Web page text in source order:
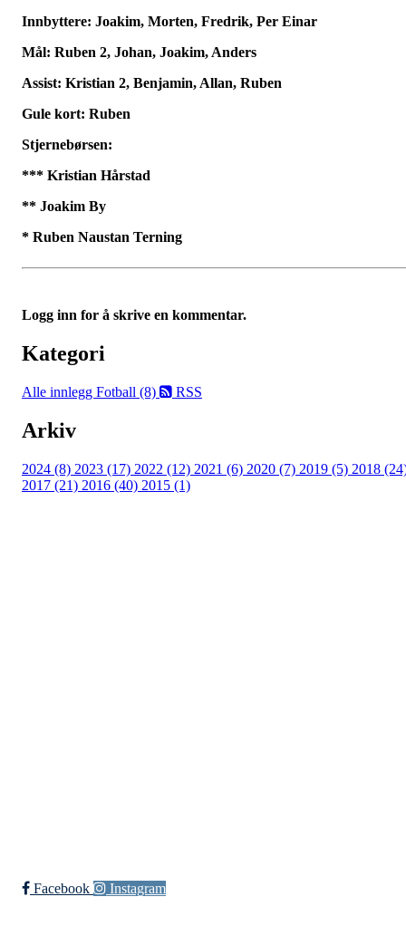
Innbyttere: Joakim, Morten, Fredrik, Per Einar
Mål: Ruben 2, Johan, Joakim, Anders
Assist: Kristian 2, Benjamin, Allan, Ruben
Gule kort: Ruben
Stjernebørsen:
*** Kristian Hårstad
** Joakim By
* Ruben Naustan Terning
Logg inn for å skrive en kommentar.
Kategori
Alle innlegg Fotball (8) RSS
Arkiv
2024 (8) 2023 (17) 2022 (12) 2021 (6) 2020 (7) 2019 (5) 2018
2017 (21) 2016 (40) 2015 (1)
Facebook Instagram